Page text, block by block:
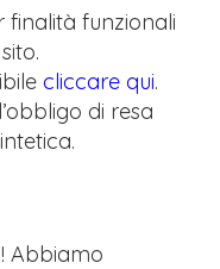
finalità funzionali
cliccare qui.
di resa
Abbiamo